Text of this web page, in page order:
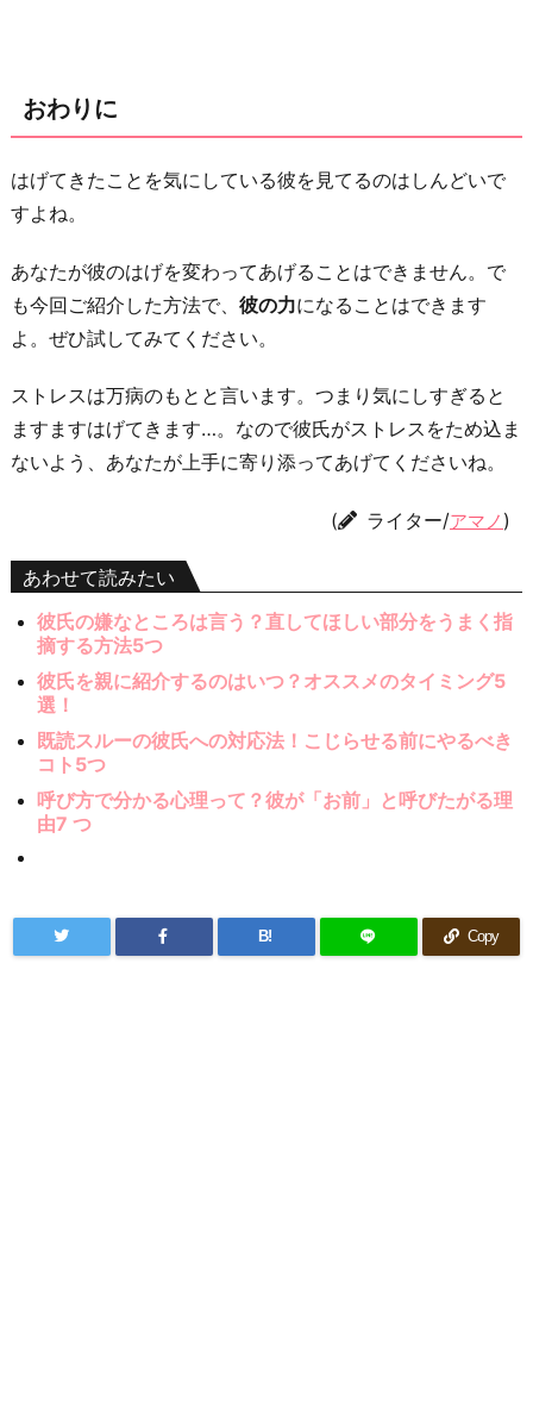
おわりに
はげてきたことを気にしている彼を見てるのはしんどいで
すよね。
あなたが彼のはげを変わってあげることはできません。で
も今回ご紹介した方法で、 彼の力になることはできます
よ。ぜひ試してみてください。
ストレスは万病のもとと言います。つまり気にしすぎると
ますますはげてきます…。なので彼氏がストレスをため込ま
ないよう、あなたが上手に寄り添ってあげてくださいね。
( ライター/アマノ )
あわせて読みたい
彼氏の嫌なところは言う？直してほしい部分をうまく指
摘する方法5つ
彼氏を親に紹介するのはいつ？オススメのタイミング5
選！
既読スルーの彼氏への対応法！こじらせる前にやるべき
コト5つ
呼び方で分かる心理って？彼が「お前」と呼びたがる理
由7 つ
B! Copy